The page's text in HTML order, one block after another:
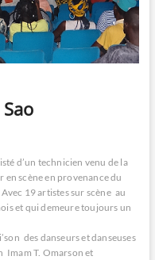
d’un technicien venu de la
en scène en provenance du
19 artistes sur scène au
et qui demeure toujours un
des danseurs et danseuses
Imam T. Omarson et